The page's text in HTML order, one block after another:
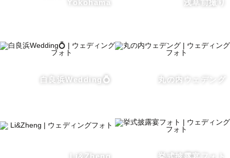
本格的なドレスを着用した方におすすめです
・撮影: 3時間まで/納品枚数200枚程
・ロケーション複数移動可能（公園〜海、公園〜東京駅
②ウェディングライトプラン
Yokohama 浅草前撮り
白良浜Wedding💍 丸の内ウェデング
Li&Zheng 挙式披露宴フォト